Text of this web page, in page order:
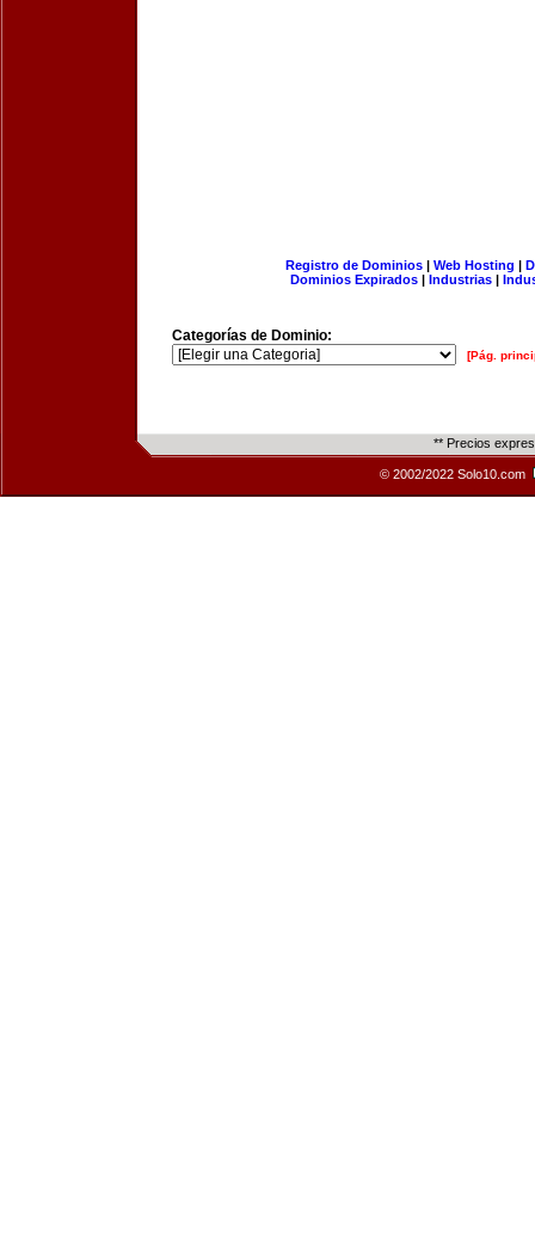
Registro de Dominios| Web Hosting |
Dominios Expirados | Industrias |
Categorías de Dominio:
[Pág.
** Precios
© 2002/2022 Solo10.com